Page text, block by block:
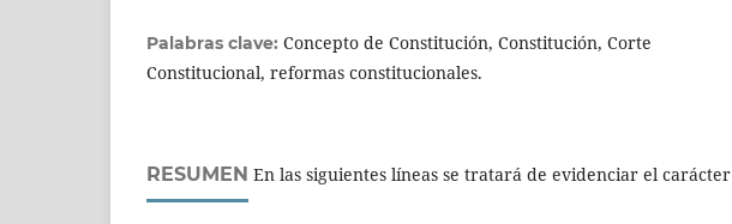
Palabras clave: Concepto de Constitución, Constitución, Corte
Constitucional, reformas constitucionales.
RESUMEN En las siguientes líneas se tratará de evidenciar el carácter